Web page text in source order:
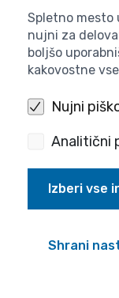
Bleiweisova
1000 Ljubljana,
ravno tako do
Agencija bo
samo v
Prijava na
na razpis
Spletno mesto
nujni za
boljšo
kakovostne
Nujni
Analitični
Izberi vse
Shrani